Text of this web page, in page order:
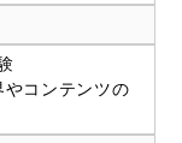
やコンテンツの